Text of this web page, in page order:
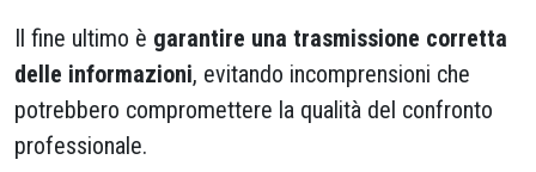
Il fine ultimo è garantire una trasmissione corretta
delle informazioni, evitando incomprensioni che
potrebbero compromettere la qualità del confronto
professionale.